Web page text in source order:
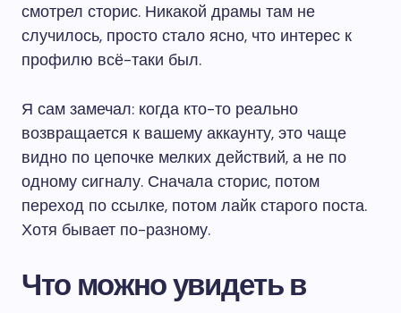
смотрел сторис. Никакой драмы там не
случилось, просто стало ясно, что интерес к
профилю всё-таки был.
Я сам замечал: когда кто-то реально
возвращается к вашему аккаунту, это чаще
видно по цепочке мелких действий, а не по
одному сигналу. Сначала сторис, потом
переход по ссылке, потом лайк старого поста.
Хотя бывает по-разному.
Что можно увидеть в